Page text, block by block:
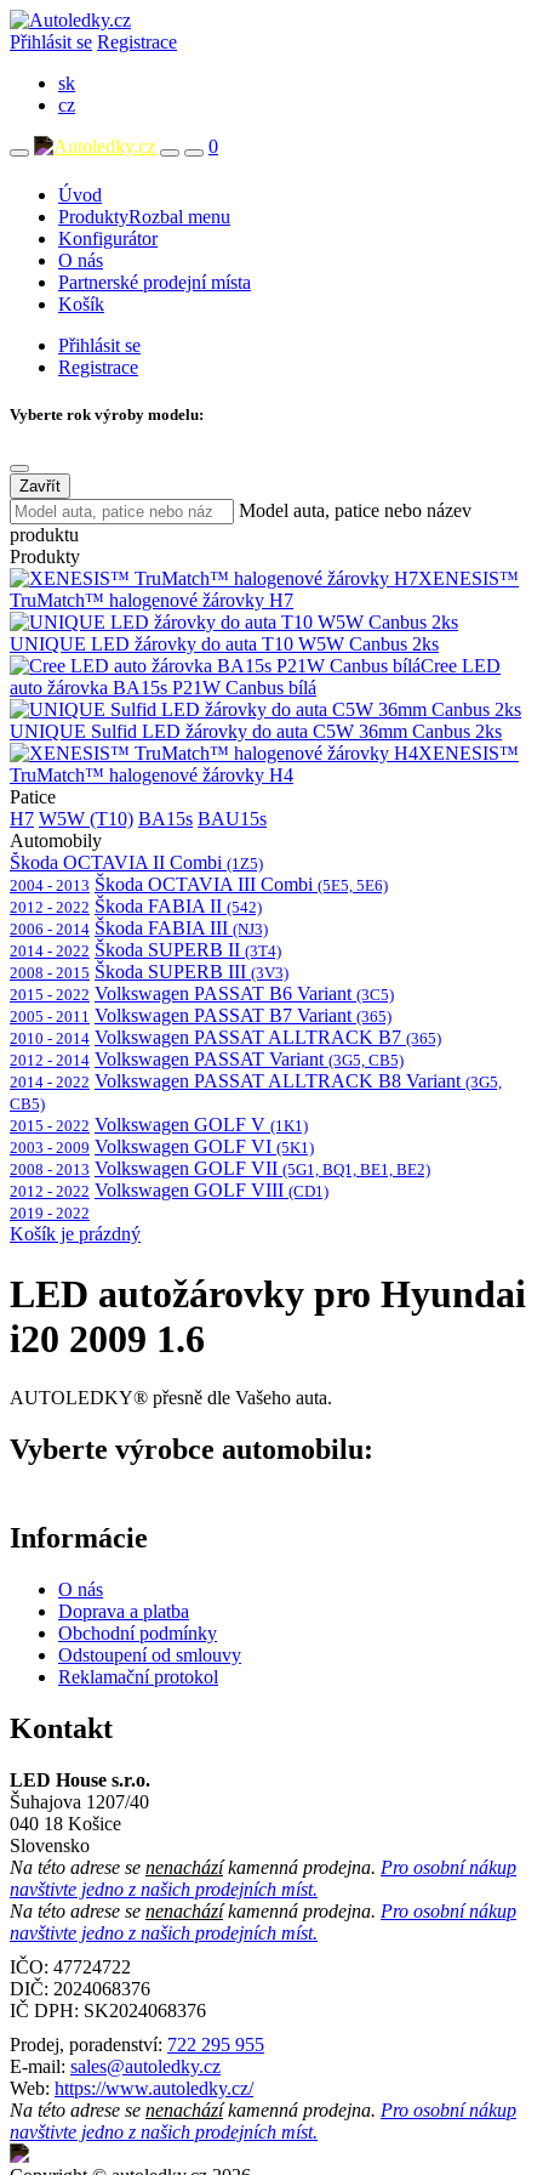
Přihlásit se Registrace
sk
cz
0
Úvod
ProduktyRozbal menu
Konfigurátor
O nás
Partnerské prodejní místa
Košík
Přihlásit se
Registrace
Vyberte rok výroby modelu:
Zavřít
Model auta, patice nebo název
produktu
Produkty
XENESIS™
TruMatch™ halogenové žárovky H7
UNIQUE LED žárovky do auta T10 W5W Canbus 2ks
Cree LED
auto žárovka BA15s P21W Canbus bílá
UNIQUE Sulfid LED žárovky do auta C5W 36mm Canbus 2ks
XENESIS™
TruMatch™ halogenové žárovky H4
Patice
H7 W5W (T10) BA15s BAU15s
Automobily
Škoda OCTAVIA II Combi (1Z5)
2004 - 2013 Škoda OCTAVIA III Combi (5E5, 5E6)
2012 - 2022 Škoda FABIA II (542)
2006 - 2014 Škoda FABIA III (NJ3)
2014 - 2022 Škoda SUPERB II (3T4)
2008 - 2015 Škoda SUPERB III (3V3)
2015 - 2022 Volkswagen PASSAT B6 Variant (3C5)
2005 - 2011 Volkswagen PASSAT B7 Variant (365)
2010 - 2014 Volkswagen PASSAT ALLTRACK B7 (365)
2012 - 2014 Volkswagen PASSAT Variant (3G5, CB5)
2014 - 2022 Volkswagen PASSAT ALLTRACK B8 Variant (3G5,
CB5)
2015 - 2022 Volkswagen GOLF V (1K1)
2003 - 2009 Volkswagen GOLF VI (5K1)
2008 - 2013 Volkswagen GOLF VII (5G1, BQ1, BE1, BE2)
2012 - 2022 Volkswagen GOLF VIII (CD1)
2019 - 2022
Košík je prázdný
LED autožárovky pro Hyundai
i20 2009 1.6
AUTOLEDKY® přesně dle Vašeho auta.
Vyberte výrobce automobilu:
Informácie
O nás
Doprava a platba
Obchodní podmínky
Odstoupení od smlouvy
Reklamační protokol
Kontakt
LED House s.r.o.
Šuhajova 1207/40
040 18 Košice
Slovensko
Na této adrese se nenacházíkamenná prodejna. Pro osobní nákup
navštivte jedno z našich prodejních míst.
Na této adrese se nenacházíkamenná prodejna. Pro osobní nákup
navštivte jedno z našich prodejních míst.
IČO: 47724722
DIČ: 2024068376
IČ DPH: SK2024068376
Prodej, poradenství: 722 295 955
E-mail: sales@autoledky.cz
Web: https://www.autoledky.cz/
Na této adrese se nenacházíkamenná prodejna. Pro osobní nákup
navštivte jedno z našich prodejních míst.